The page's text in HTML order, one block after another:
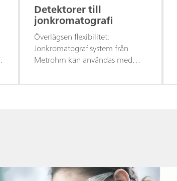
Detektorer till
jonkromatografi
Överlägsen flexibilitet:
Jonkromatografisystem från
Metrohm kan användas med
helst.